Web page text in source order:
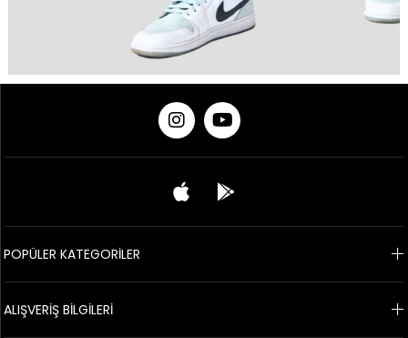
POPÜLER KATEGORİLER
ALIŞVERİŞ BİLGİLERİ